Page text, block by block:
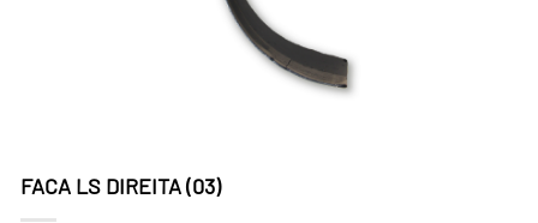
FACA LS DIREITA (03)